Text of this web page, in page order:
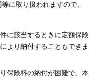
に取り扱われますので、
に該当するときに定額保険
より納付することもできま
保険料の納付が困難で、本